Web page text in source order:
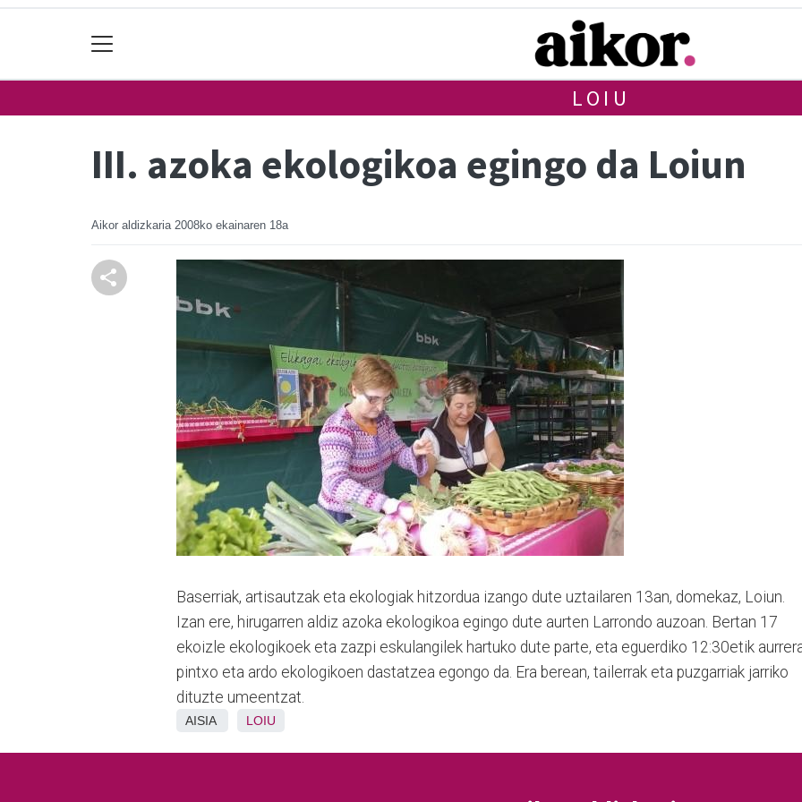
LOIU
III. azoka ekologikoa egingo da Loiun
Aikor aldizkaria 2008ko ekainaren 18a
Baserriak, artisautzak eta ekologiak hitzordua izango dute uztailaren 13an, domekaz, Loiun.
Izan ere, hirugarren aldiz azoka ekologikoa egingo dute aurten Larrondo auzoan. Bertan 17
ekoizle ekologikoek eta zazpi eskulangilek hartuko dute parte, eta eguerdiko 12:30etik
pintxo eta ardo ekologikoen dastatzea egongo da. Era berean, tailerrak eta puzgarriak jarriko
dituzte umeentzat.
AISIA LOIU